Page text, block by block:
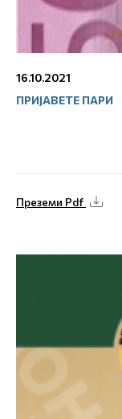
16.10.2021
ПРИЈАВЕТЕ ПАРИ
Преземи Pdf